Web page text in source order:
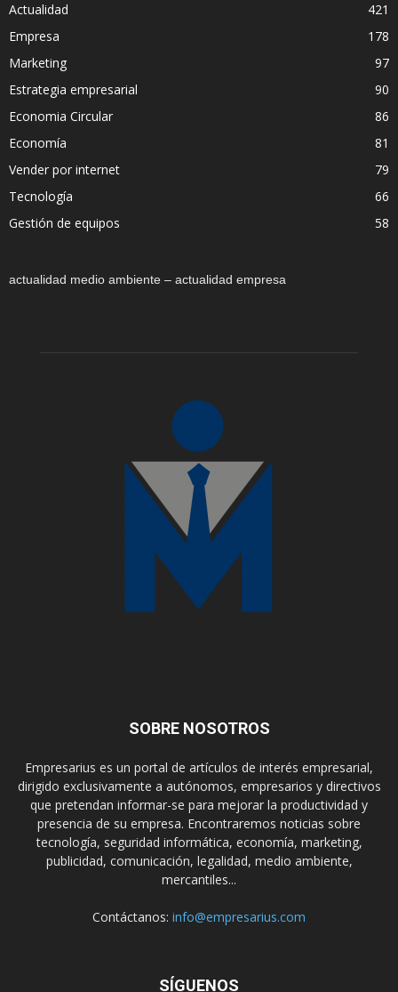
Actualidad
421
Empresa
178
Marketing
97
Estrategia empresarial
90
Economia Circular
86
Economía
81
Vender por internet
79
Tecnología
66
Gestión de equipos
58
actualidad medio ambiente – actualidad empresa
SOBRE NOSOTROS
Empresarius es un portal de artículos de interés empresarial,
dirigido exclusivamente a autónomos, empresarios y directivos
que pretendan informar-se para mejorar la productividad y
presencia de su empresa. Encontraremos noticias sobre
tecnología, seguridad informática, economía, marketing,
publicidad, comunicación, legalidad, medio ambiente,
mercantiles...
Contáctanos: info@empresarius.com
SÍGUENOS